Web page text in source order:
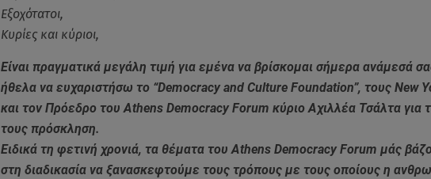
Εξοχότατοι,
Κυρίες και κύριοι,
Είναι πραγματικά μεγάλη τιμή για εμένα να βρίσκομαι σήμερα ανάμεσά
ήθελα να ευχαριστήσω το “Democracy and Culture Foundation”, τους New
και τον Πρόεδρο του Athens Democracy Forum κύριο Αχιλλέα Τσάλτα για
τους πρόσκληση.
Ειδικά τη φετινή χρονιά, τα θέματα του Athens Democracy Forum μάς
στη διαδικασία να ξανασκεφτούμε τους τρόπους με τους οποίους η